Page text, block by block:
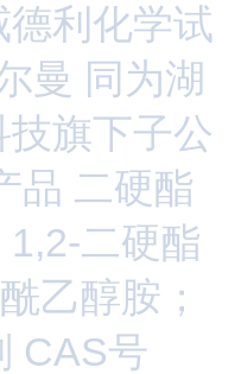
德利化学试
曼 同为湖
旗下子公
品 二硬酯
二硬酯
乙醇胺；
CAS号